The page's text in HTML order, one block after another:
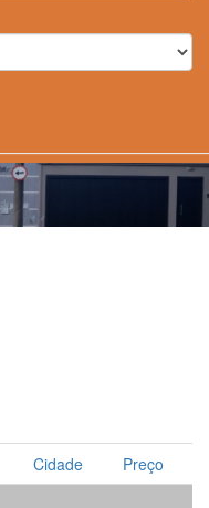
Cidade Preço